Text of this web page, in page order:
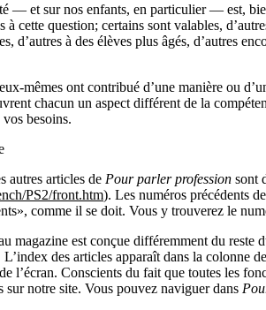
— et sur nos enfants, en particulier — est,
à cette question; certains sont valables,
d’autres à des élèves plus âgés, d’autres
mêmes ont contribué d’une manière ou
chacun un aspect différent de la
besoins.
autres articles de Pour parler profession sont
PS2/front.htm). Les numéros précédents de
comme il se doit. Vous y trouverez le
magazine est conçue différemment du reste
des articles apparaît dans la colonne
l’écran. Conscients du fait que toutes les
sur notre site. Vous pouvez naviguer dans